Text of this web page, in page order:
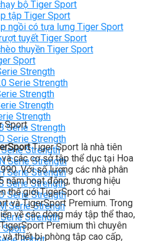
bộ Tiger Sport
tập Tiger Sport
ngồi có tựa lưng Tiger Sport
tuyết Tiger Sport
thuyền Tiger Sport
Sport
Strength
Serie Strength
Strength
Strength
Strength
Serie Strength
Serie Strength
Strength
Serie Strength
Serie Strength
Serie Strength
Serie Strength
Serie Strengh
Strength
Sport
Sport
Tiger Sport là nhà tiên
các cơ sở tập thể dục tại Hoa
Với số lượng các nhà phân
năm hoạt động, thương hiệu
thế giới.TigerSport có hai
và TigerSport Premium. Trong
về các dòng máy tập thể thao,
Premium thì chuyên
thiết bị phòng tập cao cấp,